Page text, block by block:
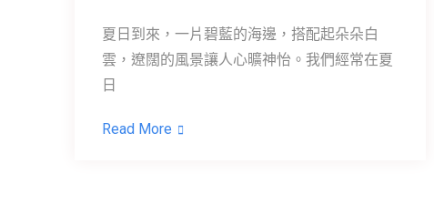
夏日到來，一片碧藍的海邊，搭配起朵朵白
雲，遼闊的風景讓人心曠神怡。我們經常在夏
日
Read More